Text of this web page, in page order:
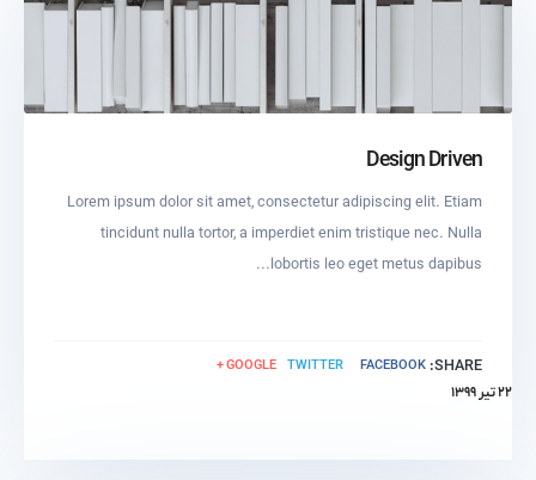
Design Driven
Lorem ipsum dolor sit amet, consectetur adipiscing elit. Etiam
tincidunt nulla tortor, a imperdiet enim tristique nec. Nulla
lobortis leo eget metus dapibus...
SHARE:
FACEBOOK
TWITTER
GOOGLE +
۲۲ تیر ۱۳۹۹